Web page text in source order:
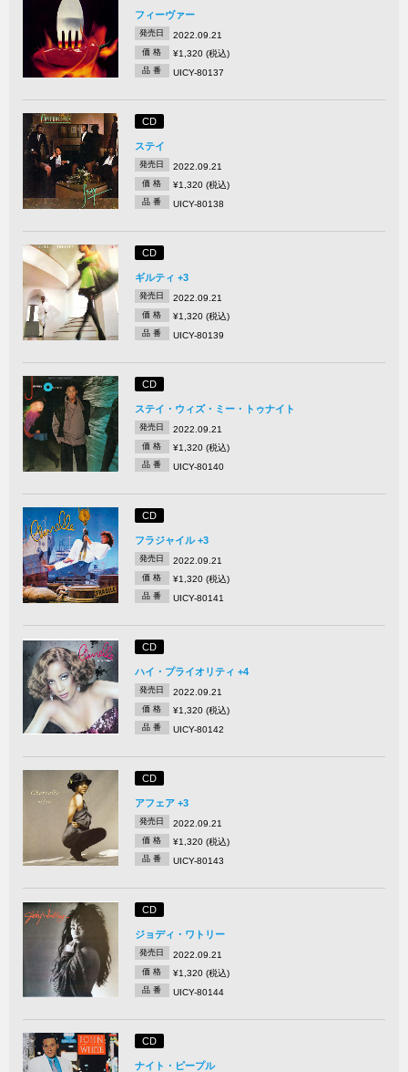
フィーヴァー
発売日 2022.09.21
価 格 ¥1,320 (税込)
品 番 UICY-80137
CD
ステイ
発売日 2022.09.21
価 格 ¥1,320 (税込)
品 番 UICY-80138
CD
ギルティ +3
発売日 2022.09.21
価 格 ¥1,320 (税込)
品 番 UICY-80139
CD
ステイ・ウィズ・ミー・トゥナイト
発売日 2022.09.21
価 格 ¥1,320 (税込)
品 番 UICY-80140
CD
フラジャイル +3
発売日 2022.09.21
価 格 ¥1,320 (税込)
品 番 UICY-80141
CD
ハイ・プライオリティ +4
発売日 2022.09.21
価 格 ¥1,320 (税込)
品 番 UICY-80142
CD
アフェア +3
発売日 2022.09.21
価 格 ¥1,320 (税込)
品 番 UICY-80143
CD
ジョディ・ワトリー
発売日 2022.09.21
価 格 ¥1,320 (税込)
品 番 UICY-80144
CD
ナイト・ピープル